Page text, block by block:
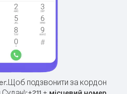
Щоб подзвонити за кордон